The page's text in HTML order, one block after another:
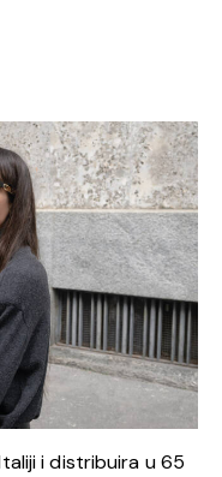
i distribuira u 65